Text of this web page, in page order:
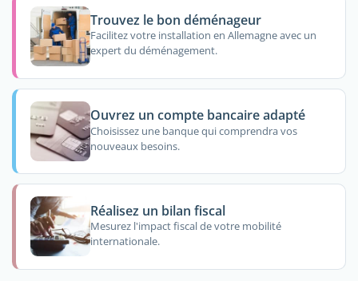
Trouvez le bon déménageur
Facilitez votre installation en Allemagne avec un
expert du déménagement.
Ouvrez un compte bancaire adapté
Choisissez une banque qui comprendra vos
nouveaux besoins.
Réalisez un bilan fiscal
Mesurez l'impact fiscal de votre mobilité
internationale.